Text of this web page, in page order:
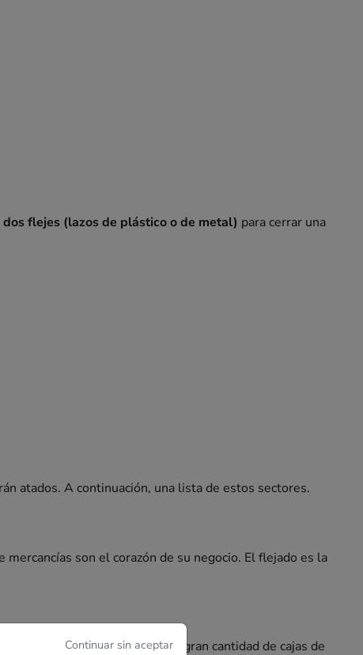
flejes (lazos de plástico o de metal) para cerrar una
atados. A continuación, una lista de estos sectores.
son el corazón de su negocio. El flejado es la
o, simplemente, para una gran cantidad de cajas de
Continuar sin aceptar